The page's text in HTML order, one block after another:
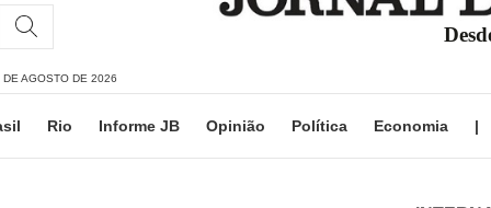
DE AGOSTO DE 2026
Rio Informe JB Opinião Política Economia |